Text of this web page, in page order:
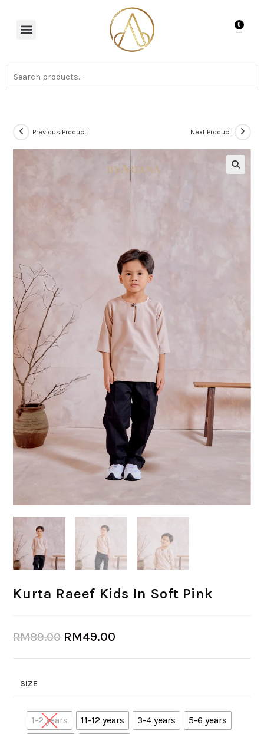
0
Previous Product Next Product
Kurta Raeef Kids In Soft Pink
RM89.00 RM49.00
SIZE
1-2 years 11-12 years 3-4 years
5-6 years